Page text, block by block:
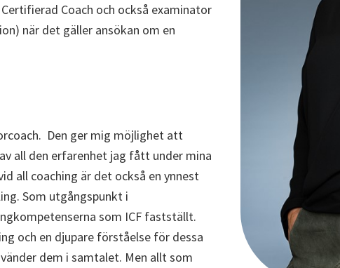
Coach och också examinator
när det gäller ansökan om en
Den ger mig möjlighet att
all den erfarenhet jag fått under mina
all coaching är det också en ynnest
Som utgångspunkt i
som ICF fastställt.
och en djupare förståelse för dessa
dem i samtalet. Men allt som